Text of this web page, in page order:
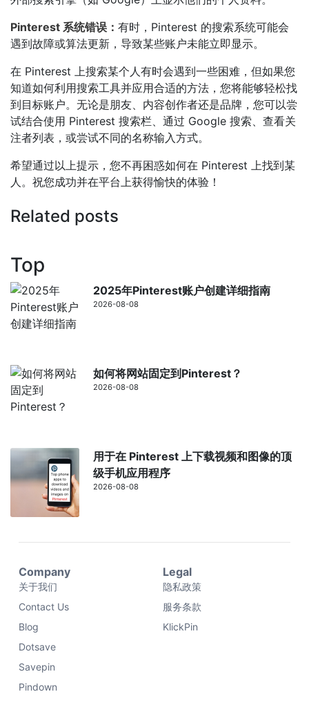
Pinterest 系统错误： 有时，Pinterest 的搜索系统可能会
遇到故障或算法更新，导致某些账户未能立即显示。
在 Pinterest 上搜索某个人有时会遇到一些困难，但如果您
知道如何利用搜索工具并应用合适的方法，您将能够轻松找
到目标账户。无论是朋友、内容创作者还是品牌，您可以尝
试结合使用 Pinterest 搜索栏、通过 Google 搜索、查看关
注者列表，或尝试不同的名称输入方式。
希望通过以上提示，您不再困惑如何在 Pinterest 上找到某
人。祝您成功并在平台上获得愉快的体验！
Related posts
Top
2025年Pinterest账户创建详细指南
2026-08-08
如何将网站固定到Pinterest？
2026-08-08
用于在 Pinterest 上下载视频和图像的顶
级手机应用程序
2026-08-08
Company
关于我们
Contact Us
Blog
Dotsave
Savepin
Pindown
Legal
隐私政策
服务条款
KlickPin